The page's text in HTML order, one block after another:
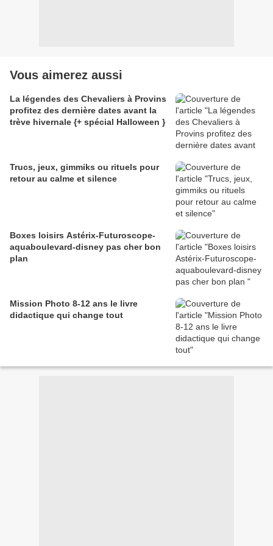
Vous aimerez aussi
La légendes des Chevaliers à Provins
profitez des dernière dates avant la
trève hivernale {+ spécial Halloween }
Trucs, jeux, gimmiks ou rituels pour
retour au calme et silence
Boxes loisirs Astérix-Futuroscope-
aquaboulevard-disney pas cher bon
plan
Mission Photo 8-12 ans le livre
didactique qui change tout